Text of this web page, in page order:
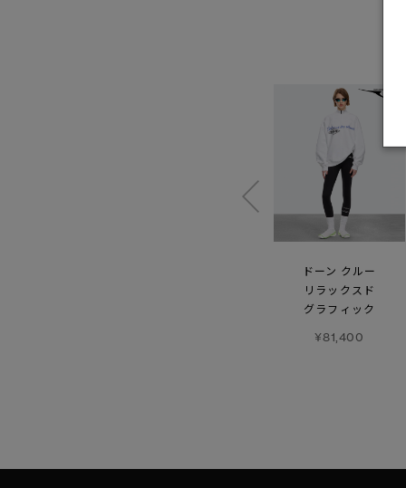
ドーン クルー
リラックスド
グラフィック
¥81,400